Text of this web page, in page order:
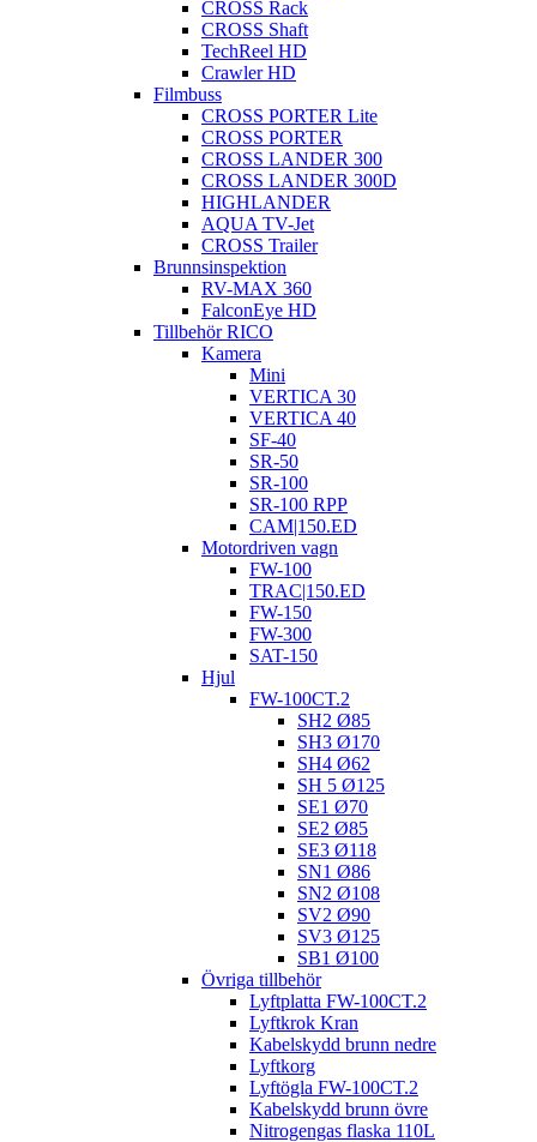
CROSS Rack
CROSS Shaft
TechReel HD
Crawler HD
Filmbuss
CROSS PORTER Lite
CROSS PORTER
CROSS LANDER 300
CROSS LANDER 300D
HIGHLANDER
AQUA TV-Jet
CROSS Trailer
Brunnsinspektion
RV-MAX 360
FalconEye HD
Tillbehör RICO
Kamera
Mini
VERTICA 30
VERTICA 40
SF-40
SR-50
SR-100
SR-100 RPP
CAM|150.ED
Motordriven vagn
FW-100
TRAC|150.ED
FW-150
FW-300
SAT-150
Hjul
FW-100CT.2
SH2 Ø85
SH3 Ø170
SH4 Ø62
SH 5 Ø125
SE1 Ø70
SE2 Ø85
SE3 Ø118
SN1 Ø86
SN2 Ø108
SV2 Ø90
SV3 Ø125
SB1 Ø100
Övriga tillbehör
Lyftplatta FW-100CT.2
Lyftkrok Kran
Kabelskydd brunn nedre
Lyftkorg
Lyftögla FW-100CT.2
Kabelskydd brunn övre
Nitrogengas flaska 110L